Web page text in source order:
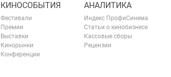
КИНОСОБЫТИЯ
Фестивали
Премии
Выставки
Кинорынки
Конференции
АНАЛИТИКА
Индекс ПрофиСинема
Статьи о кинобизнесе
Кассовые сборы
Рецензии